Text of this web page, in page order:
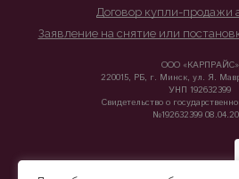
Договор купли-продажи
Заявление на снятие или
ООО «КАРПРАЙС»
220015, РБ, г. Минск, ул. Я.
УНП 192632399
Свидетельство о
№192632399